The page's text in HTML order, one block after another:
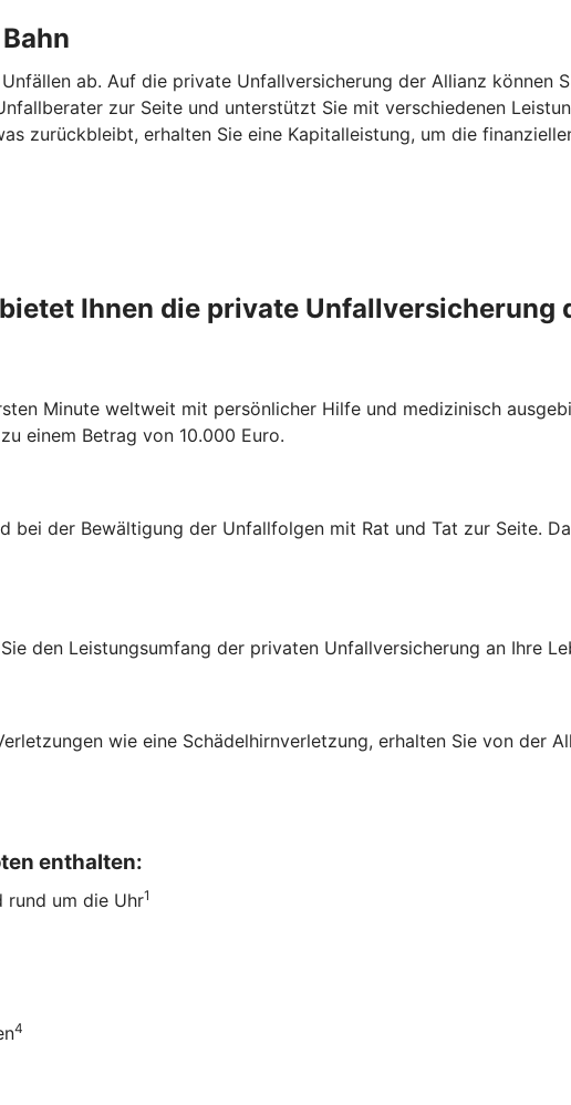
ab. Auf die private Unfallversicherung der Allianz können
zur Seite und unterstützt Sie mit verschiedenen
zurückbleibt, erhalten Sie eine Kapitalleistung, um die
Ihnen die private Unfallversicherung
Minute weltweit mit persönlicher Hilfe und medizinisch
einem Betrag von 10.000 Euro.
bei der Bewältigung der Unfallfolgen mit Rat und Tat zur Seite.
den Leistungsumfang der privaten Unfallversicherung an Ihre
wie eine Schädelhirnverletzung, erhalten Sie von der
enthalten:
rund um die Uhr1
4